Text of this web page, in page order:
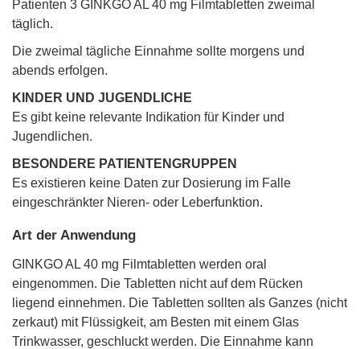
Patienten 3 GINKGO AL 40 mg Filmtabletten zweimal
täglich.
Die zweimal tägliche Einnahme sollte morgens und
abends erfolgen.
KINDER UND JUGENDLICHE
Es gibt keine relevante Indikation für Kinder und
Jugendlichen.
BESONDERE PATIENTENGRUPPEN
Es existieren keine Daten zur Dosierung im Falle
eingeschränkter Nieren- oder Leberfunktion.
Art der Anwendung
GINKGO AL 40 mg Filmtabletten werden oral
eingenommen. Die Tabletten nicht auf dem Rücken
liegend einnehmen. Die Tabletten sollten als Ganzes (nicht
zerkaut) mit Flüssigkeit, am Besten mit einem Glas
Trinkwasser, geschluckt werden. Die Einnahme kann